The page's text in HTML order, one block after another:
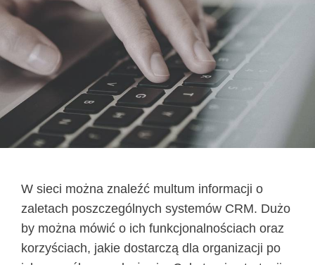
W sieci można znaleźć multum informacji o
zaletach poszczególnych systemów CRM. Dużo
by można mówić o ich funkcjonalnościach oraz
korzyściach, jakie dostarczą dla organizacji po